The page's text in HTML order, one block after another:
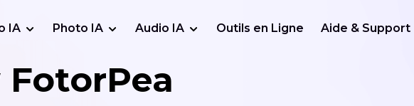
IA Photo IA Audio IA Outils en Ligne Aide & Support